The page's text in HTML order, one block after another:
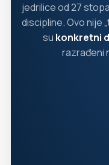
jedrilice od 27
discipline. Ovo nije
su konkretni
razrađeni